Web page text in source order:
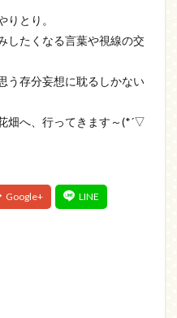
とり。
したくなる言葉や視線の交
う存分妄想に耽るしかない
畑へ、行ってきます～(*´▽